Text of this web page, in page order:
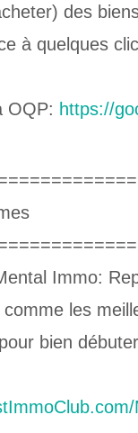
des
à quelques
OQP: https://
Immo:
les
bien